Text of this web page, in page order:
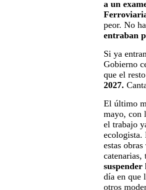
a un
peor. No
entraban
Si ya
Gobierno
que el
2027.
El último
mayo, con
el trabajo
ecologista.
estas obras
catenarias,
día en que
otros